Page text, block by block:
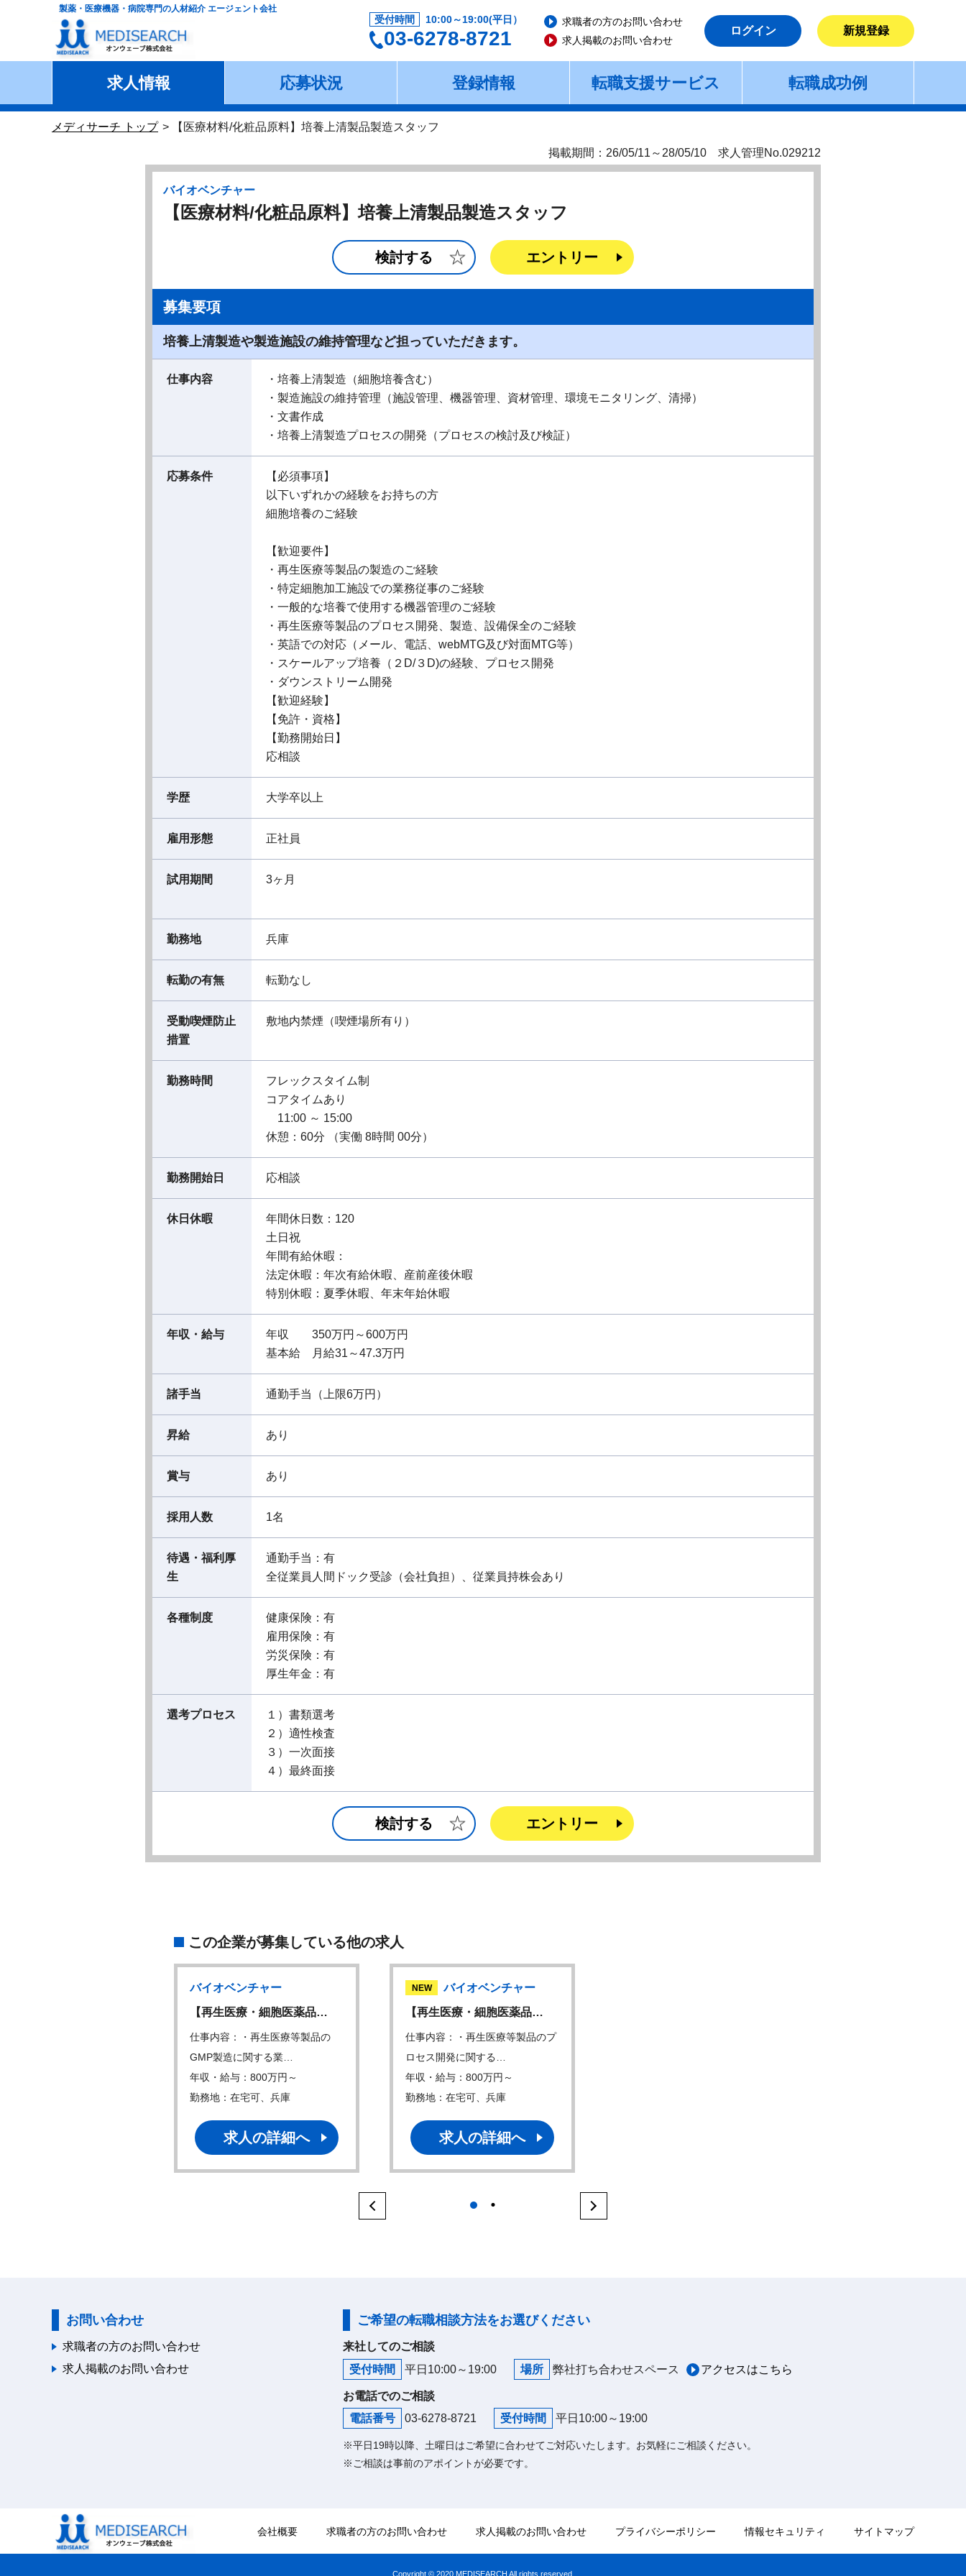
製薬・医療機器・病院専門の人材紹介 エージェント会社
受付時間 10:00～19:00(平日）
03-6278-8721
求職者の方のお問い合わせ
求人掲載のお問い合わせ
ログイン 新規登録
求人情報 応募状況 登録情報 転職支援サービス 転職成功例
メディサーチ トップ 【医療材料/化粧品原料】培養上清製品製造スタッフ
掲載期間：26/05/11～28/05/10 求人管理No.029212
バイオベンチャー
【医療材料/化粧品原料】培養上清製品製造スタッフ
検討する エントリー
募集要項
培養上清製造や製造施設の維持管理など担っていただきます。
仕事内容
・培養上清製造（細胞培養含む）
・製造施設の維持管理（施設管理、機器管理、資材管理、環境モニタリング、清掃）
・文書作成
・培養上清製造プロセスの開発（プロセスの検討及び検証）
応募条件
【必須事項】
以下いずれかの経験をお持ちの方
細胞培養のご経験
【歓迎要件】
・再生医療等製品の製造のご経験
・特定細胞加工施設での業務従事のご経験
・一般的な培養で使用する機器管理のご経験
・再生医療等製品のプロセス開発、製造、設備保全のご経験
・英語での対応（メール、電話、webMTG及び対面MTG等）
・スケールアップ培養（２D/３D)の経験、プロセス開発
・ダウンストリーム開発
【歓迎経験】
【免許・資格】
【勤務開始日】
応相談
学歴 大学卒以上
雇用形態 正社員
試用期間 3ヶ月
勤務地 兵庫
転勤の有無 転勤なし
受動喫煙防止
措置
敷地内禁煙（喫煙場所有り）
勤務時間
フレックスタイム制
コアタイムあり
11:00 ～ 15:00
休憩：60分 （実働 8時間 00分）
勤務開始日 応相談
休日休暇
年間休日数：120
土日祝
年間有給休暇：
法定休暇：年次有給休暇、産前産後休暇
特別休暇：夏季休暇、年末年始休暇
年収・給与
年収 350万円～600万円
基本給 月給31～47.3万円
諸手当 通勤手当（上限6万円）
昇給 あり
賞与 あり
採用人数 1名
待遇・福利厚
生
通勤手当：有
全従業員人間ドック受診（会社負担）、従業員持株会あり
各種制度
健康保険：有
雇用保険：有
労災保険：有
厚生年金：有
選考プロセス
１）書類選考
２）適性検査
３）一次面接
４）最終面接
検討する エントリー
この企業が募集している他の求人
バイオベンチャー
【再生医療・細胞医薬品…
仕事内容：・再生医療等製品の
GMP製造に関する業…
年収・給与：800万円～
勤務地：在宅可、兵庫
求人の詳細へ
NEW
バイオベンチャー
【再生医療・細胞医薬品…
仕事内容：・再生医療等製品のプ
ロセス開発に関する…
年収・給与：800万円～
勤務地：在宅可、兵庫
求人の詳細へ
1
お問い合わせ
求職者の方のお問い合わせ
求人掲載のお問い合わせ
ご希望の転職相談方法をお選びください
来社してのご相談
受付時間
平日10:00～19:00 場所 弊社打ち合わせスペース アクセスはこちら
お電話でのご相談
電話番号
03-6278-8721 受付時間 平日10:00～19:00
※平日19時以降、土曜日はご希望に合わせてご対応いたします。お気軽にご相談ください。
※ご相談は事前のアポイントが必要です。
会社概要 求職者の方のお問い合わせ 求人掲載のお問い合わせ プライバシーポリシー 情報セキュリティ サイトマップ
Copyright © 2020 MEDISEARCH All rights reserved.